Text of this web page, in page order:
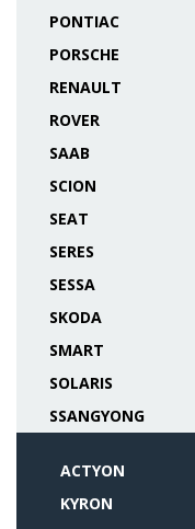
PONTIAC
PORSCHE
RENAULT
ROVER
SAAB
SCION
SEAT
SERES
SESSA
SKODA
SMART
SOLARIS
SSANGYONG
ACTYON
KYRON